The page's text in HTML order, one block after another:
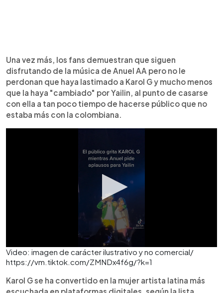
Una vez más, los fans demuestran que siguen
disfrutando de la música de Anuel AA pero no le
perdonan que haya lastimado a Karol G y mucho menos
que la haya "cambiado" por Yailin, al punto de casarse
con ella a tan poco tiempo de hacerse público que no
estaba más con la colombiana.
Video: imagen de carácter ilustrativo y no comercial/
https://vm.tiktok.com/ZMNDx4f6g/?k=1
Karol G se ha convertido en la mujer artista latina más